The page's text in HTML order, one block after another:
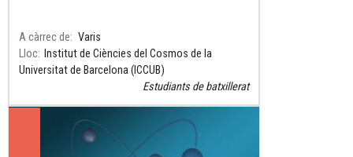
A càrrec de
Varis
Lloc Institut de Ciències del Cosmos de la
Universitat de Barcelona (ICCUB)
Estudiants de batxillerat